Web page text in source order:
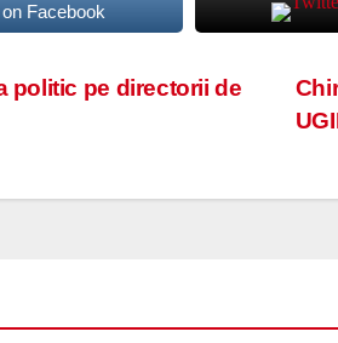
Facebook
politic pe directorii de